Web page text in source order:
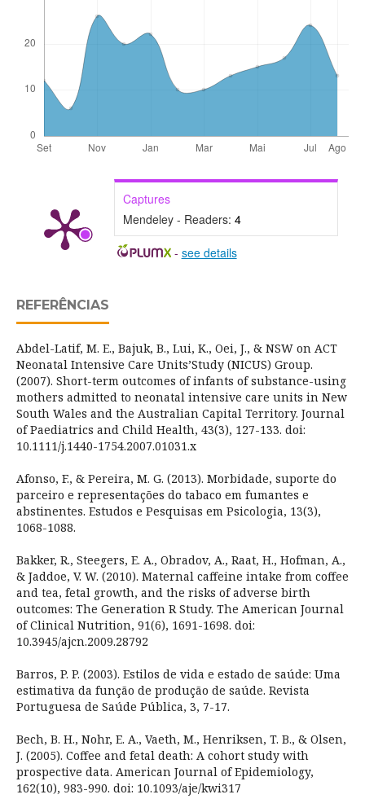
Captures
Mendeley - Readers: 4
- see details
REFERÊNCIAS
Abdel-Latif, M. E., Bajuk, B., Lui, K., Oei, J., & NSW on ACT
Neonatal Intensive Care Units’Study (NICUS) Group.
(2007). Short-term outcomes of infants of substance-using
mothers admitted to neonatal intensive care units in New
South Wales and the Australian Capital Territory. Journal
of Paediatrics and Child Health, 43(3), 127-133. doi:
10.1111/j.1440-1754.2007.01031.x
Afonso, F., & Pereira, M. G. (2013). Morbidade, suporte do
parceiro e representações do tabaco em fumantes e
abstinentes. Estudos e Pesquisas em Psicologia, 13(3),
1068-1088.
Bakker, R., Steegers, E. A., Obradov, A., Raat, H., Hofman, A.,
& Jaddoe, V. W. (2010). Maternal caffeine intake from coffee
and tea, fetal growth, and the risks of adverse birth
outcomes: The Generation R Study. The American Journal
of Clinical Nutrition, 91(6), 1691-1698. doi:
10.3945/ajcn.2009.28792
Barros, P. P. (2003). Estilos de vida e estado de saúde: Uma
estimativa da função de produção de saúde. Revista
Portuguesa de Saúde Pública, 3, 7-17.
Bech, B. H., Nohr, E. A., Vaeth, M., Henriksen, T. B., & Olsen,
J. (2005). Coffee and fetal death: A cohort study with
prospective data. American Journal of Epidemiology,
162(10), 983-990. doi: 10.1093/aje/kwi317